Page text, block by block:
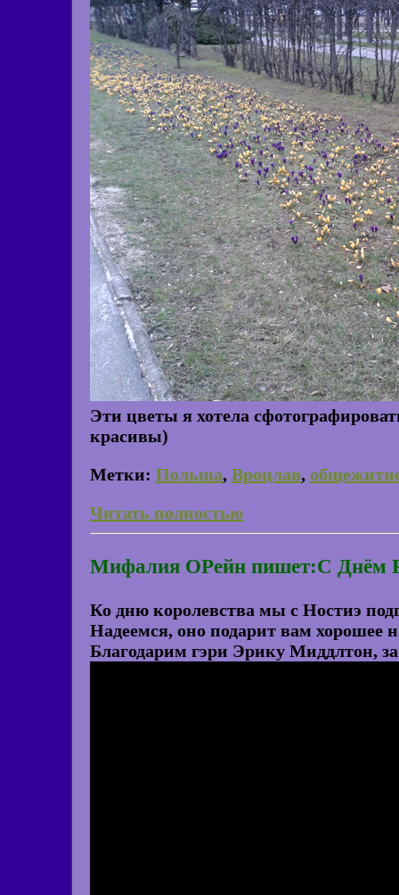
Эти цветы я хотела
красивы)
Метки: Польша, Вроцлав,
Читать полностью
Мифалия ОРейн пишет:С Днём
Ко дню королевства мы с Ностиэ
Надеемся, оно подарит вам хорошее
Благодарим гэри Эрику Миддлтон,